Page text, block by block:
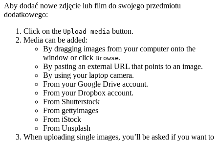
Aby dodać nowe zdjęcie lub film do swojego przedmiotu
dodatkowego:
Click on the Upload media button.
Media can be added:
By dragging images from your computer onto the
window or click Browse.
By pasting an external URL that points to an image.
By using your laptop camera.
From your Google Drive account.
From your Dropbox account.
From Shutterstock
From gettyimages
From iStock
From Unsplash
When uploading single images, you’ll be asked if you want to